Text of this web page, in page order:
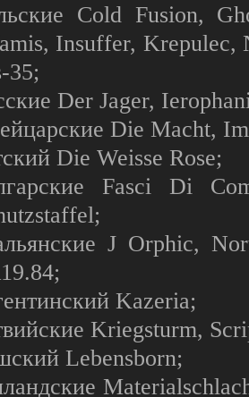
Cold Fusion,
Insuffer, Krepulec,
35;
Der Jager,
Die Macht,
Die Weisse Rose;
Fasci Di
J Orphic,
Kazeria;
Kriegsturm,
Lebensborn;